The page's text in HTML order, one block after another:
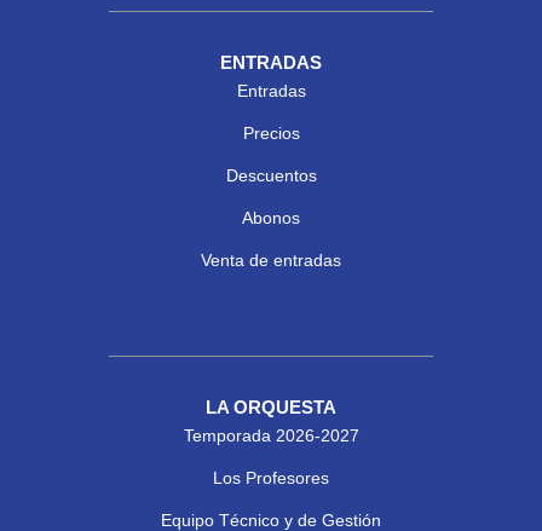
ENTRADAS
Entradas
Precios
Descuentos
Abonos
Venta de entradas
LA ORQUESTA
Temporada 2026-2027
Los Profesores
Equipo Técnico y de Gestión